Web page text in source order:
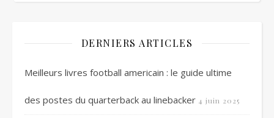
DERNIERS ARTICLES
Meilleurs livres football americain : le guide ultime
des postes du quarterback au linebacker 4 juin 2025